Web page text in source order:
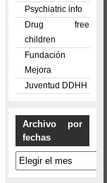
Psychiatric info
Drug free
children
Fundación
Mejora
Juventud DDHH
Archivo por
fechas
Archivo
por